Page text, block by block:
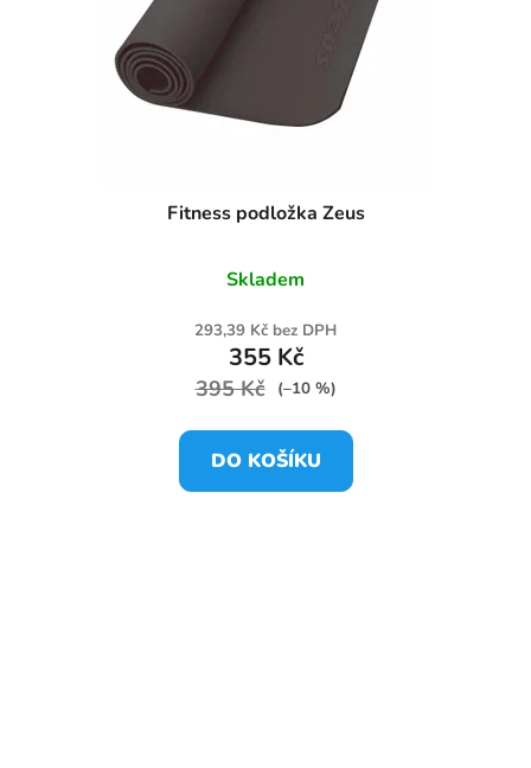
Fitness podložka Zeus
Skladem
293,39 Kč bez DPH
355 Kč
395 Kč (–10 %)
DO KOŠÍKU